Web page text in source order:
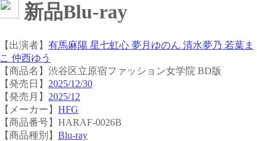
新品Blu-ray
【出演者】 有馬麻陽 星七虹心 夢月ゆのん 清水夢乃 若葉ま
こ 仲西ゆう
【商品名】渋谷区立原宿ファッション女学院 BD版
【発売日】 2025/12/30
【発売月】 2025/12
【メーカー】 HFG
【商品番号】HARAF-0026B
【商品種別】 Blu-ray